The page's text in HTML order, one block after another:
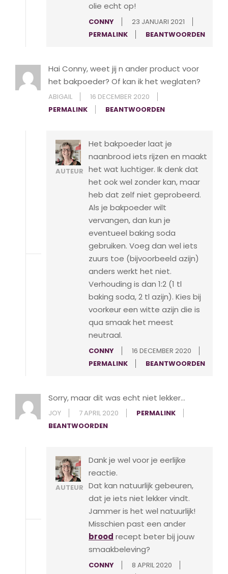
olie echt op!
CONNY
23 JANUARI 2021
PERMALINK
BEANTWOORDEN
Hai Conny, weet jij n ander product voor
het bakpoeder? Of kan ik het weglaten?
ABIGAIL
16 DECEMBER 2020
PERMALINK
BEANTWOORDEN
AUTEUR
Het bakpoeder laat je
naanbrood iets rijzen en maakt
het wat luchtiger. Ik denk dat
het ook wel zonder kan, maar
heb dat zelf niet geprobeerd.
Als je bakpoeder wilt
vervangen, dan kun je
eventueel baking soda
gebruiken. Voeg dan wel iets
zuurs toe (bijvoorbeeld azijn)
anders werkt het niet.
Verhouding is dan 1:2 (1 tl
baking soda, 2 tl azijn). Kies bij
voorkeur een witte azijn die is
qua smaak het meest
neutraal.
CONNY
16 DECEMBER 2020
PERMALINK
BEANTWOORDEN
Sorry, maar dit was echt niet lekker…
JOY 7 APRIL 2020
PERMALINK
BEANTWOORDEN
AUTEUR
Dank je wel voor je eerlijke
reactie.
Dat kan natuurlijk gebeuren,
dat je iets niet lekker vindt.
Jammer is het wel natuurlijk!
Misschien past een ander
brood recept beter bij jouw
smaakbeleving?
CONNY
8 APRIL 2020